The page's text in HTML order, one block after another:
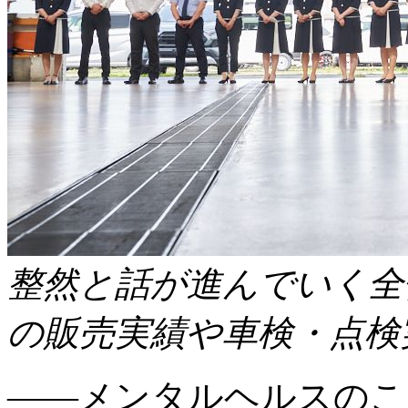
整然と話が進んでいく
の販売実績や車検・点
――メンタルヘルスのこ